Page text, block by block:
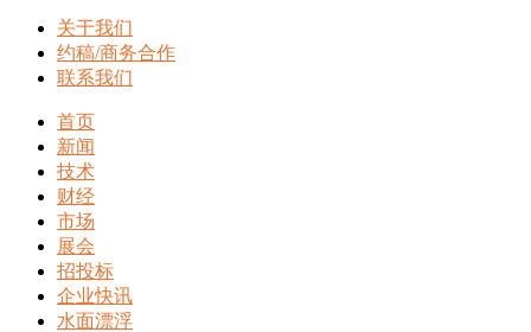
关于我们
约稿/商务合作
联系我们
首页
新闻
技术
财经
市场
展会
招投标
企业快讯
水面漂浮